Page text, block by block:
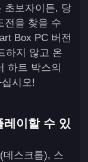
초보자이든, 당
전을 찾을 수
Box PC 버전
하지 않고 온
하트 박스의
시오!
이할 수 있
데스크톱), 스